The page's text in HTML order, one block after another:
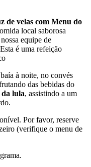
de velas com Menu do
local saborosa
equipe de
é uma refeição
à noite, no convés
das bebidas do
lula, assistindo a um
Por favor, reserve
(verifique o menu de